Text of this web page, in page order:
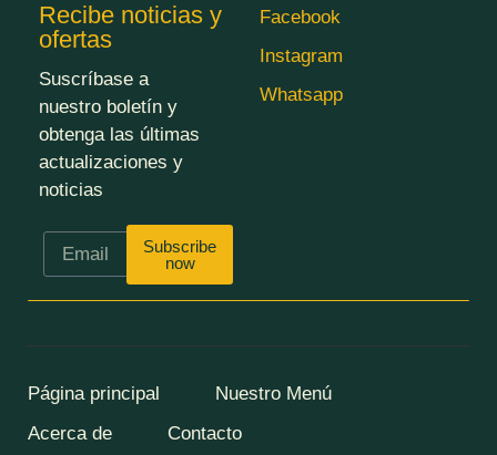
Recibe noticias y
ofertas
Suscríbase a
nuestro boletín y
obtenga las últimas
actualizaciones y
noticias
Subscribe
now
Facebook
Instagram
Whatsapp
Página principal
Nuestro Menú
Acerca de
Contacto